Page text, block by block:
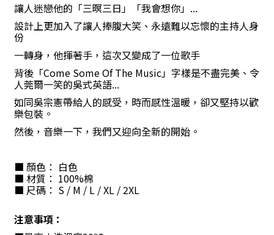
讓人迷戀他的「三暝三日」「我會想你」 ...
設計上更加入了讓人捧腹大笑、永遠難以忘懷的主持人身
份
一轉身，他揮著手，這次又變成了一位歌手
背後「Come Some Of The Music」字樣是不盡完美、令
人莞爾一笑的吳式英語...
如同吳宗憲帶給人的感受，時而感性溫暖，卻又堅持以歡
樂包裝。
然後，音樂一下，我們又迎向全新的開始。
■ 顏色： 白色
■ 材質： 100%棉
■ 尺碼： S / M / L / XL / 2XL
注意事項：